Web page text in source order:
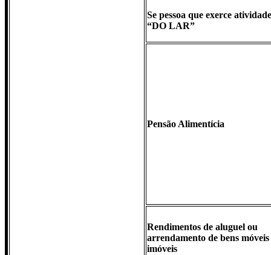
Se pessoa que exerce atividade
“DO LAR”
Pensão Alimentícia
Rendimentos de aluguel ou
arrendamento de bens móveis
imóveis